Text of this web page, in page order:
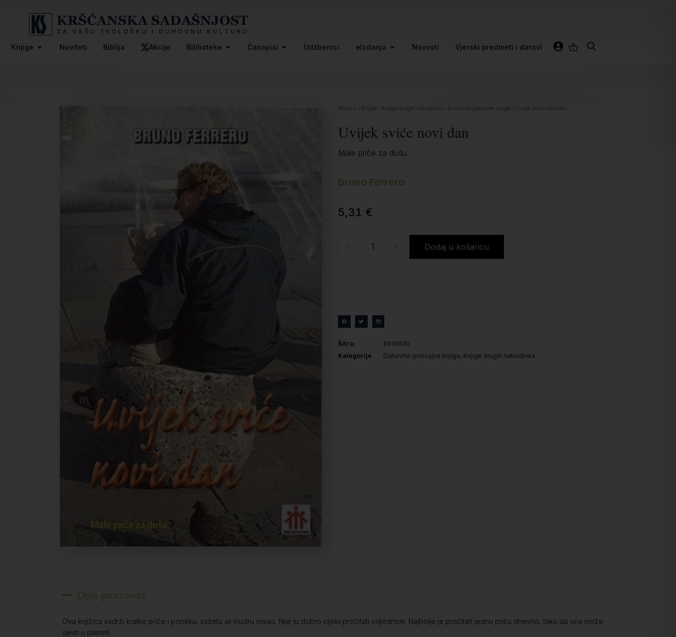
Knjige Noviteti Biblija Akcije Biblioteke Časopisi Udžbenici eIzdanja Novosti Vjerski predmeti i darovi
Početna / Knjige / Knjige drugih nakladnika / Duhovno-poticajne knjige / Uvijek sviće novi dan
Uvijek sviće novi dan
Male priče za dušu
Bruno Ferrero
5,31 €
Dodaj u košaricu
Šifra:
9810930
Kategorije
Duhovno-poticajne knjige, Knjige drugih nakladnika
Opis proizvoda
Ova knjižica sadrži kratke priče i poneku, sažetu ali mudru misao. Nije ju dobro cijelu pročitati odjednom. Najbolje je pročitati jednu priču dnevno, tako da ona može
sjesti u pameti.